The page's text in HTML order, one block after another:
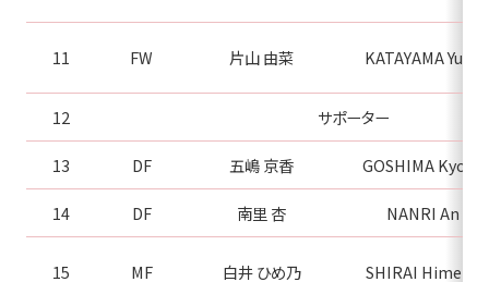
11 FW 片山 由菜 KATAYAMA Yuna
12 サポーター
13 DF 五嶋 京香 GOSHIMA Kyoka
14 DF 南里 杏 NANRI An
15 MF 白井 ひめ乃 SHIRAI Himeno